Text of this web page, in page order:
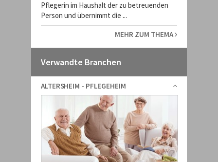
Pflegerin im Haushalt der zu betreuenden
Person und übernimmt die ...
MEHR ZUM THEMA
Verwandte Branchen
ALTERSHEIM - PFLEGEHEIM